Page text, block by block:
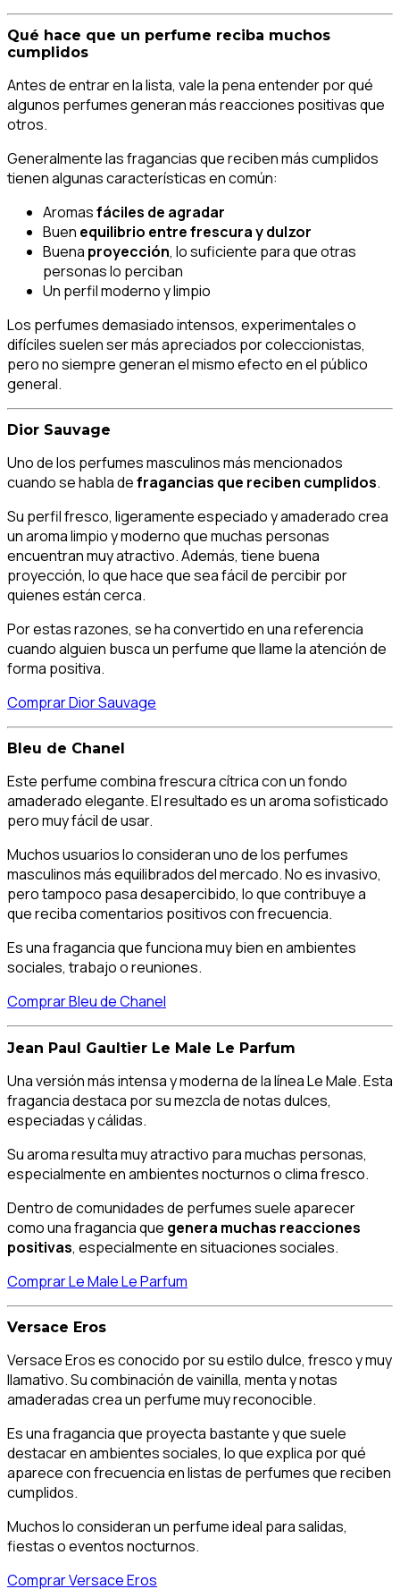
Qué hace que un perfume reciba muchos
cumplidos
Antes de entrar en la lista, vale la pena entender por qué
algunos perfumes generan más reacciones positivas que
otros.
Generalmente las fragancias que reciben más cumplidos
tienen algunas características en común:
Aromasfáciles de agradar
Buen equilibrio entre frescura y dulzor
Buena proyección, lo suficiente para que otras
personas lo perciban
Un perfil moderno y limpio
Los perfumes demasiado intensos, experimentales o
difíciles suelen ser más apreciados por coleccionistas,
pero no siempre generan el mismo efecto en el público
general.
Dior Sauvage
Uno de los perfumes masculinos más mencionados
cuando se habla defragancias que reciben cumplidos.
Su perfil fresco, ligeramente especiado y amaderado crea
un aroma limpio y moderno que muchas personas
encuentran muy atractivo. Además, tiene buena
proyección, lo que hace que sea fácil de percibir por
quienes están cerca.
Por estas razones, se ha convertido en una referencia
cuando alguien busca un perfume que llame la atención de
forma positiva.
Comprar Dior Sauvage
Bleu de Chanel
Este perfume combina frescura cítrica con un fondo
amaderado elegante. El resultado es un aroma sofisticado
pero muy fácil de usar.
Muchos usuarios lo consideran uno de los perfumes
masculinos más equilibrados del mercado. No es invasivo,
pero tampoco pasa desapercibido, lo que contribuye a
que reciba comentarios positivos con frecuencia.
Es una fragancia que funciona muy bien en ambientes
sociales, trabajo o reuniones.
Comprar Bleu de Chanel
Jean Paul Gaultier Le Male Le Parfum
Una versión más intensa y moderna de la línea Le Male. Esta
fragancia destaca por su mezcla de notas dulces,
especiadas y cálidas.
Su aroma resulta muy atractivo para muchas personas,
especialmente en ambientes nocturnos o clima fresco.
Dentro de comunidades de perfumes suele aparecer
como una fragancia que genera muchas reacciones
positivas, especialmente en situaciones sociales.
Comprar Le Male Le Parfum
Versace Eros
Versace Eros es conocido por su estilo dulce, fresco y muy
llamativo. Su combinación de vainilla, menta y notas
amaderadas crea un perfume muy reconocible.
Es una fragancia que proyecta bastante y que suele
destacar en ambientes sociales, lo que explica por qué
aparece con frecuencia en listas de perfumes que reciben
cumplidos.
Muchos lo consideran un perfume ideal para salidas,
fiestas o eventos nocturnos.
Comprar Versace Eros